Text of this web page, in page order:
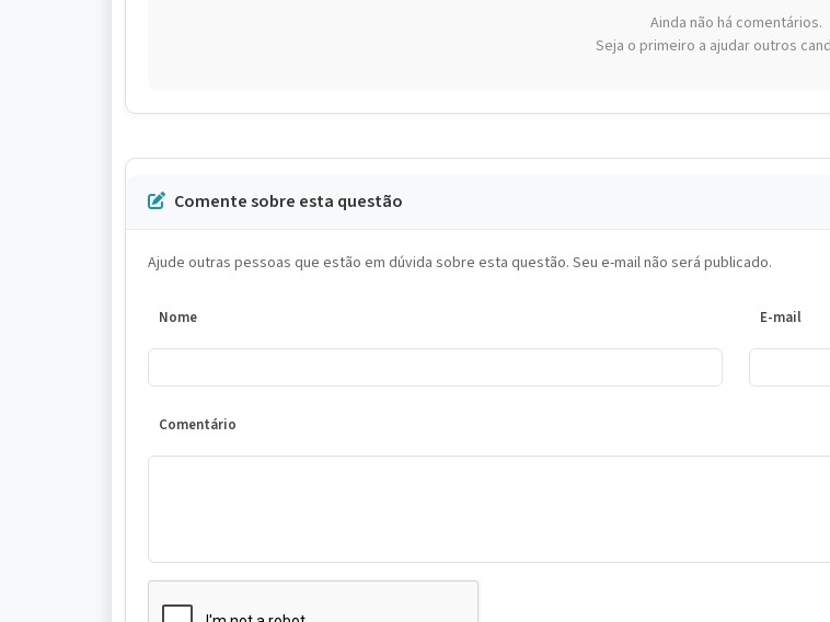
Ainda não há comentários.
Seja o primeiro a ajudar outros
Comente sobre esta questão
Ajude outras pessoas que estão em dúvida sobre esta questão. Seu e-mail não será publicado.
Nome E-mail
Comentário